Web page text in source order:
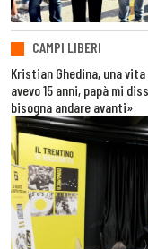
CAMPI LIBERI
Kristian Ghedina, una
avevo 15 anni, papà mi
bisogna andare avanti»